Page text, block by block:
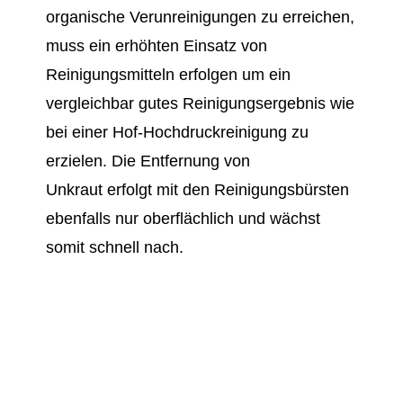
organische Verunreinigungen zu erreichen,
muss ein erhöhten Einsatz von
Reinigungsmitteln erfolgen um ein
vergleichbar gutes Reinigungsergebnis wie
bei einer Hof-Hochdruckreinigung zu
erzielen. Die Entfernung von
Unkraut erfolgt mit den Reinigungsbürsten
ebenfalls nur oberflächlich und wächst
somit schnell nach.